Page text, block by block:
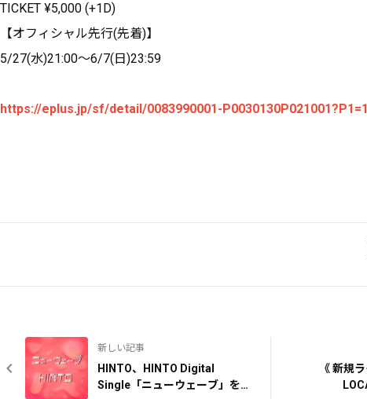
TICKET ¥5,000 (+1D)
【オフィシャル先行(先着)】
5/27(水)21:00〜6/7(日)23:59
https://eplus.jp/sf/detail/0083990001-
新しい記事
HINTO、HINTO Digital
Single「ニューウェーブ」をリ
《 新規ライブ